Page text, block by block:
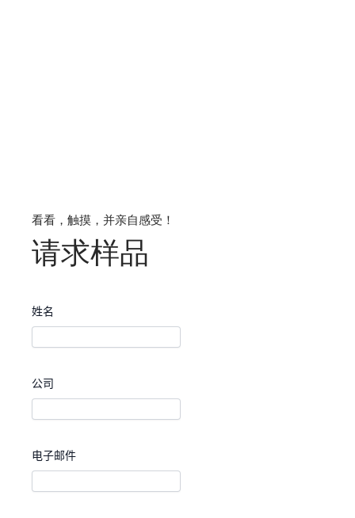
看看，触摸，并亲自感受！
请求样品
姓名
公司
电子邮件